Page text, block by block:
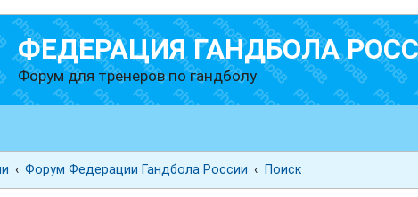
ФЕДЕРАЦИЯ ГАНДБОЛА
Форум для тренеров по гандболу
Форум Федерации Гандбола России Поиск